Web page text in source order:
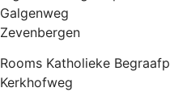
Galgenweg
Zevenbergen
Rooms Katholieke
Kerkhofweg